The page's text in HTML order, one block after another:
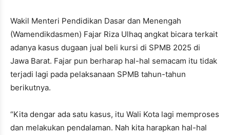
Wakil Menteri Pendidikan Dasar dan Menengah
(Wamendikdasmen) Fajar Riza Ulhaq angkat bicara terkait
adanya kasus dugaan jual beli kursi di SPMB 2025 di
Jawa Barat. Fajar pun berharap hal-hal semacam itu tidak
terjadi lagi pada pelaksanaan SPMB tahun-tahun
berikutnya.
“Kita dengar ada satu kasus, itu Wali Kota lagi memproses
dan melakukan pendalaman. Nah kita harapkan hal-hal